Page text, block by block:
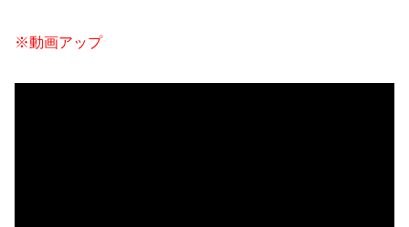
※動画アップ